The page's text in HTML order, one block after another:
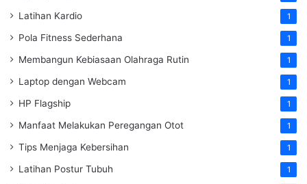
Latihan Kardio 1
Pola Fitness Sederhana 1
Membangun Kebiasaan Olahraga Rutin 1
Laptop dengan Webcam 1
HP Flagship 1
Manfaat Melakukan Peregangan Otot 1
Tips Menjaga Kebersihan 1
Latihan Postur Tubuh 1